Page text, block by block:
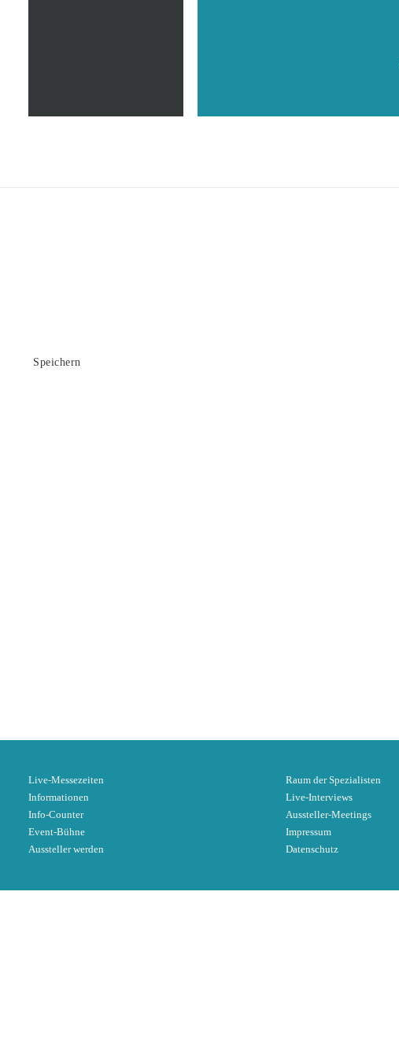
Speichern
Live-Messezeiten
Informationen
Info-Counter
Event-Bühne
Aussteller werden
Raum der Spezialisten
Live-Interviews
Aussteller-Meetings
Impressum
Datenschutz